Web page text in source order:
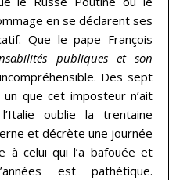
en se déclarent ses
Que le pape François
publiques et son
Des sept
que cet imposteur n’ait
oublie la trentaine
et décrète une journée
à celui qui l’a bafouée et
est pathétique.